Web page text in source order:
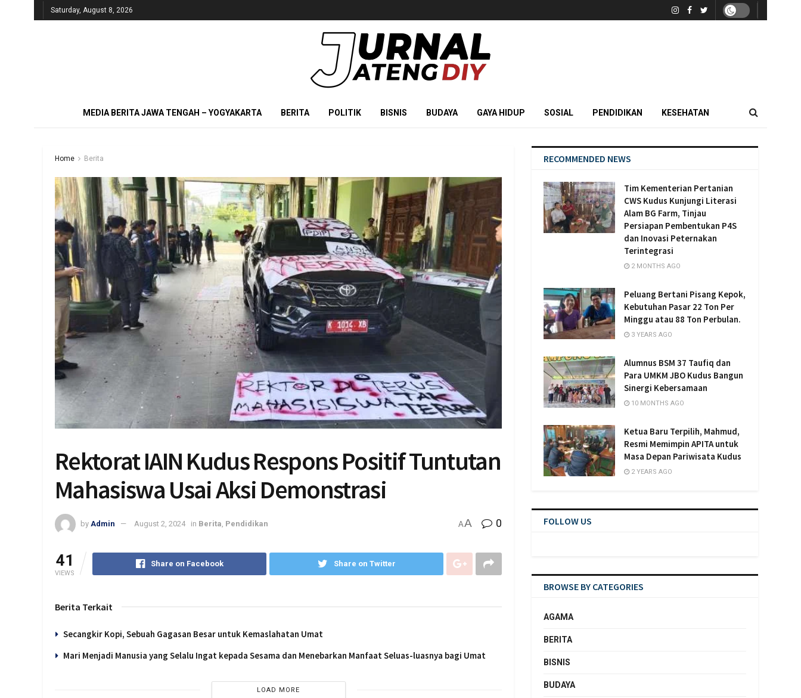
Saturday, August 8, 2026
MEDIA BERITA JAWA TENGAH – YOGYAKARTA BERITA POLITIK BISNIS BUDAYA GAYA HIDUP SOSIAL PENDIDIKAN KESEHATAN
Home Berita
Rektorat IAIN Kudus Respons Positif Tuntutan
Mahasiswa Usai Aksi Demonstrasi
by Admin August 2, 2024 in Berita Pendidikan AA 0
41
VIEWS
Share on Facebook Share on Twitter
Berita Terkait
Secangkir Kopi, Sebuah Gagasan Besar untuk Kemaslahatan Umat
Mari Menjadi Manusia yang Selalu Ingat kepada Sesama dan Menebarkan Manfaat Seluas-luasnya bagi Umat
LOAD MORE
RECOMMENDED NEWS
Tim Kementerian Pertanian
CWS Kudus Kunjungi Literasi
Alam BG Farm, Tinjau
Persiapan Pembentukan P4S
dan Inovasi Peternakan
Terintegrasi
2 MONTHS AGO
Peluang Bertani Pisang Kepok,
Kebutuhan Pasar 22 Ton Per
Minggu atau 88 Ton Perbulan.
3 YEARS AGO
Alumnus BSM 37 Taufiq dan
Para UMKM JBO Kudus Bangun
Sinergi Kebersamaan
10 MONTHS AGO
Ketua Baru Terpilih, Mahmud,
Resmi Memimpin APITA untuk
Masa Depan Pariwisata Kudus
2 YEARS AGO
FOLLOW US
BROWSE BY CATEGORIES
AGAMA
BERITA
BISNIS
BUDAYA